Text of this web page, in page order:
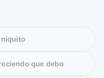
que debo